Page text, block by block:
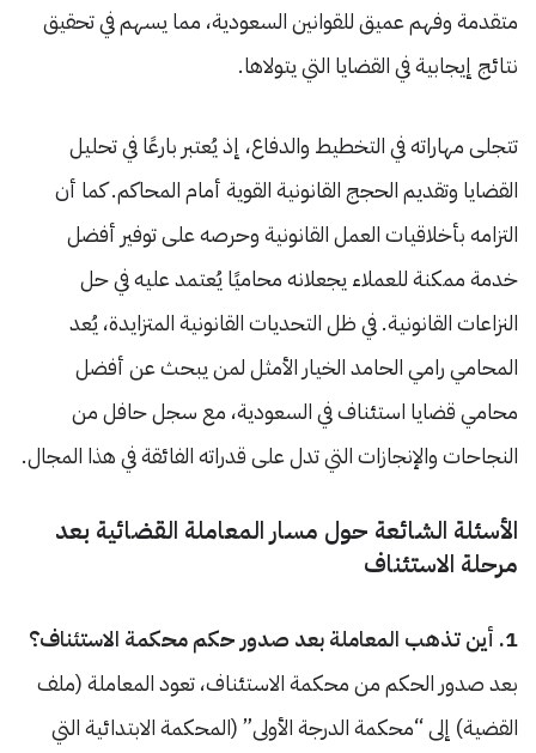
متقدمة وفهم عميق للقوانين السعودية، مما يسهم في تحقيق
نتائج إيجابية في القضايا التي يتولاها.
تتجلى مهاراته في التخطيط والدفاع، إذ يُعتبر بارعًا في تحليل
القضايا وتقديم الحجج القانونية القوية أمام المحاكم. كما أن
التزامه بأخلاقيات العمل القانونية وحرصه على توفير أفضل
خدمة ممكنة للعملاء يجعلانه محاميًا يُعتمد عليه في حل
النزاعات القانونية. في ظل التحديات القانونية المتزايدة، يُعد
المحامي رامي الحامد الخيار الأمثل لمن يبحث عن أفضل
محامي قضايا استئناف في السعودية، مع سجل حافل من
النجاحات والإنجازات التي تدل على قدراته الفائقة في هذا المجال.
الأسئلة الشائعة حول مسار المعاملة القضائية بعد
مرحلة الاستئناف
1. أين تذهب المعاملة بعد صدور حكم محكمة الاستئناف؟
بعد صدور الحكم من محكمة الاستئناف، تعود المعاملة (ملف
القضية) إلى “محكمة الدرجة الأولى” (المحكمة الابتدائية التي